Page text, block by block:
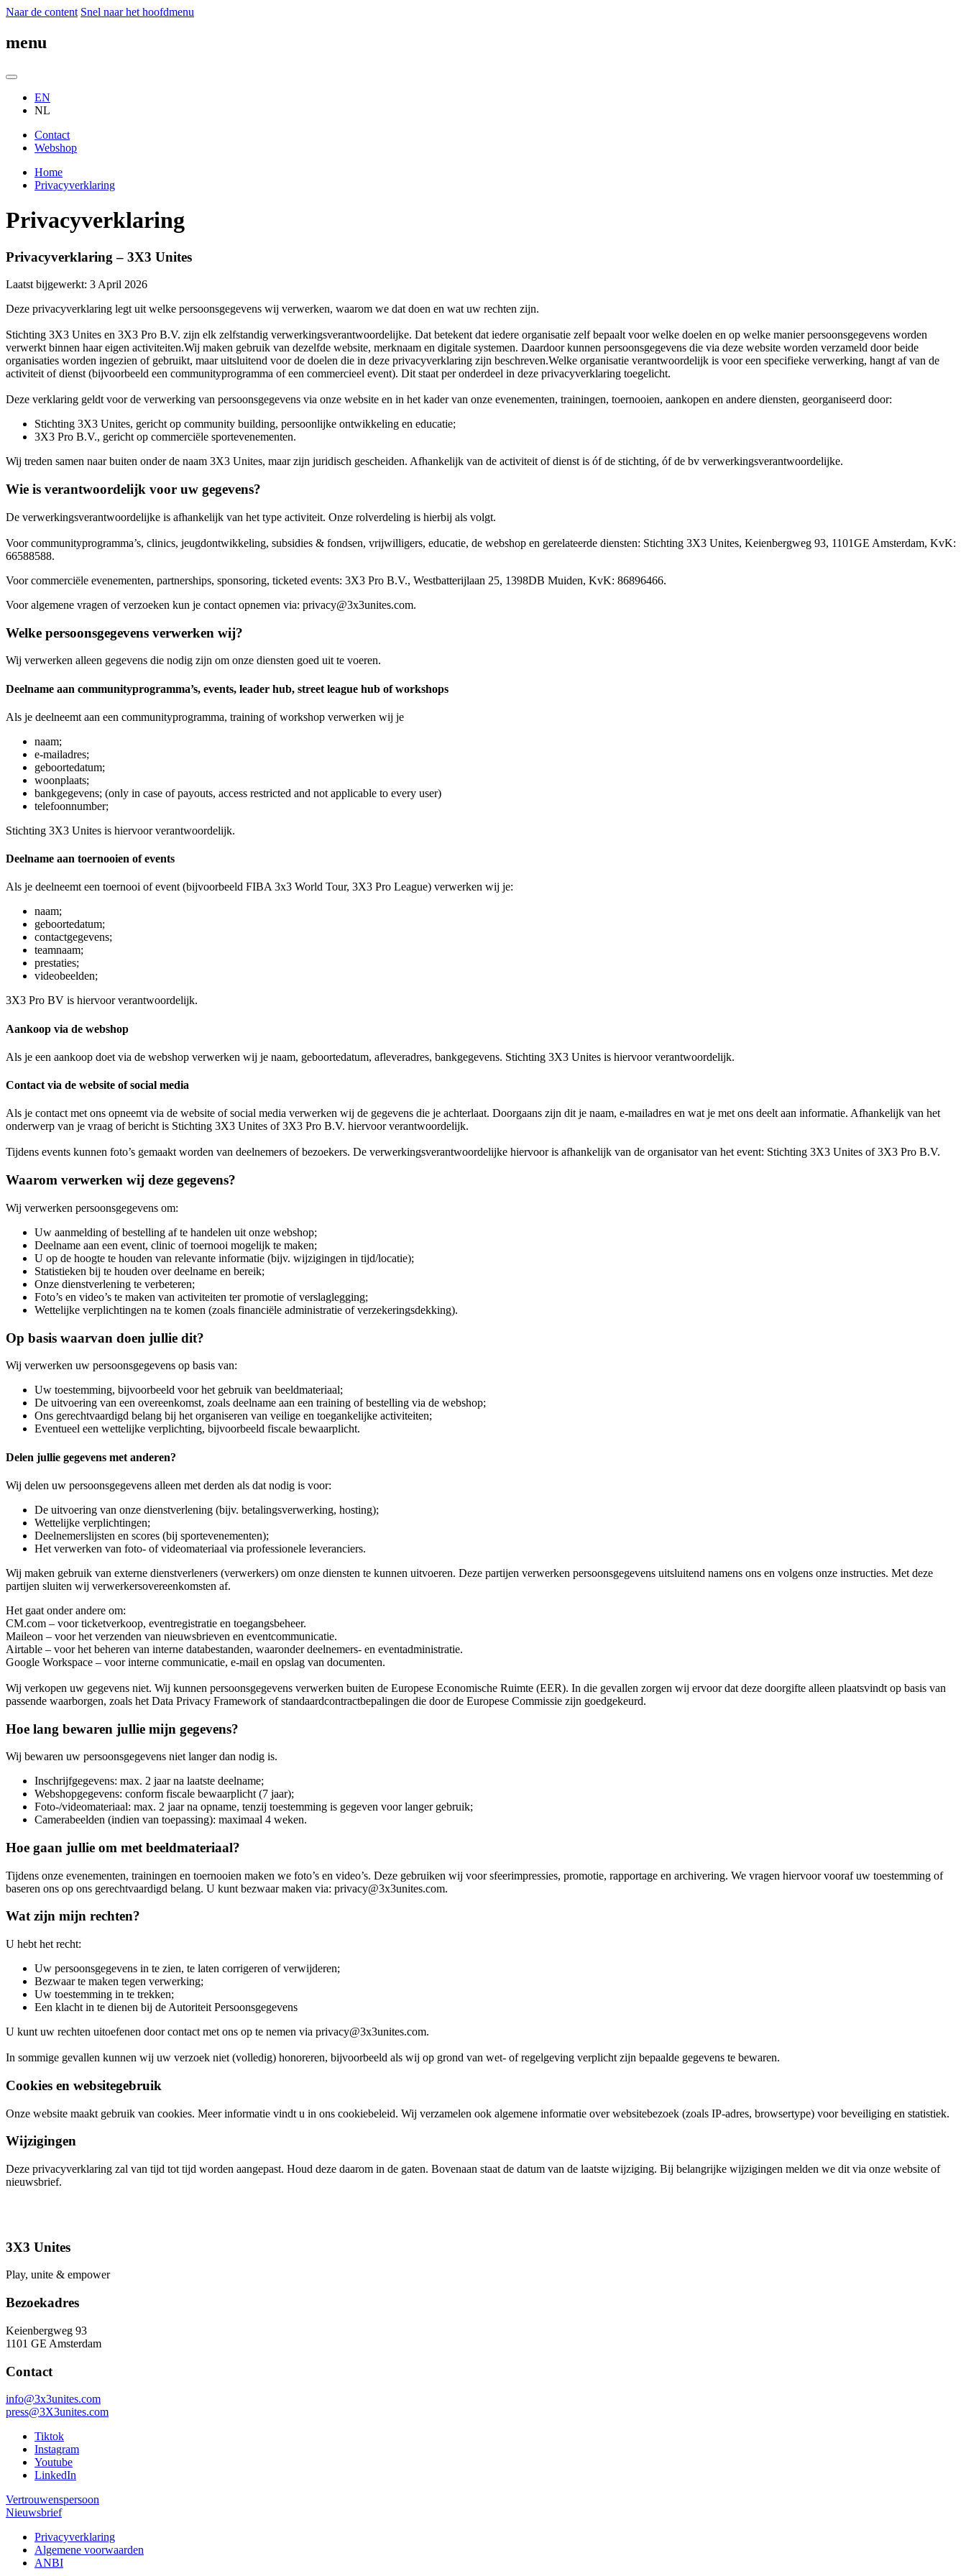
Naar de content Snel naar het hoofdmenu
menu
EN
NL
Contact
Webshop
Home
Privacyverklaring
Privacyverklaring
Privacyverklaring – 3X3 Unites
Laatst bijgewerkt: 3 April 2026
Deze privacyverklaring legt uit welke persoonsgegevens wij verwerken, waarom we dat doen en wat uw rechten zijn.
Stichting 3X3 Unites en 3X3 Pro B.V. zijn elk zelfstandig verwerkingsverantwoordelijke. Dat betekent dat iedere organisatie zelf bepaalt voor welke doelen en op welke manier persoonsgegevens worden
verwerkt binnen haar eigen activiteiten.Wij maken gebruik van dezelfde website, merknaam en digitale systemen. Daardoor kunnen persoonsgegevens die via deze website worden verzameld door beide
organisaties worden ingezien of gebruikt, maar uitsluitend voor de doelen die in deze privacyverklaring zijn beschreven.Welke organisatie verantwoordelijk is voor een specifieke verwerking, hangt af van de
activiteit of dienst (bijvoorbeeld een communityprogramma of een commercieel event). Dit staat per onderdeel in deze privacyverklaring toegelicht.
Deze verklaring geldt voor de verwerking van persoonsgegevens via onze website en in het kader van onze evenementen, trainingen, toernooien, aankopen en andere diensten, georganiseerd door:
Stichting 3X3 Unites, gericht op community building, persoonlijke ontwikkeling en educatie;
3X3 Pro B.V., gericht op commerciële sportevenementen.
Wij treden samen naar buiten onder de naam 3X3 Unites, maar zijn juridisch gescheiden. Afhankelijk van de activiteit of dienst is óf de stichting, óf de bv verwerkingsverantwoordelijke.
Wie is verantwoordelijk voor uw gegevens?
De verwerkingsverantwoordelijke is afhankelijk van het type activiteit. Onze rolverdeling is hierbij als volgt.
Voor communityprogramma’s, clinics, jeugdontwikkeling, subsidies & fondsen, vrijwilligers, educatie, de webshop en gerelateerde diensten: Stichting 3X3 Unites, Keienbergweg 93, 1101GE Amsterdam, KvK:
66588588.
Voor commerciële evenementen, partnerships, sponsoring, ticketed events: 3X3 Pro B.V., Westbatterijlaan 25, 1398DB Muiden, KvK: 86896466.
Voor algemene vragen of verzoeken kun je contact opnemen via: privacy@3x3unites.com.
Welke persoonsgegevens verwerken wij?
Wij verwerken alleen gegevens die nodig zijn om onze diensten goed uit te voeren.
Deelname aan communityprogramma’s, events, leader hub, street league hub of workshops
Als je deelneemt aan een communityprogramma, training of workshop verwerken wij je
naam;
e-mailadres;
geboortedatum;
woonplaats;
bankgegevens; (only in case of payouts, access restricted and not applicable to every user)
telefoonnumber;
Stichting 3X3 Unites is hiervoor verantwoordelijk.
Deelname aan toernooien of events
Als je deelneemt een toernooi of event (bijvoorbeeld FIBA 3x3 World Tour, 3X3 Pro League) verwerken wij je:
naam;
geboortedatum;
contactgegevens;
teamnaam;
prestaties;
videobeelden;
3X3 Pro BV is hiervoor verantwoordelijk.
Aankoop via de webshop
Als je een aankoop doet via de webshop verwerken wij je naam, geboortedatum, afleveradres, bankgegevens. Stichting 3X3 Unites is hiervoor verantwoordelijk.
Contact via de website of social media
Als je contact met ons opneemt via de website of social media verwerken wij de gegevens die je achterlaat. Doorgaans zijn dit je naam, e-mailadres en wat je met ons deelt aan informatie. Afhankelijk van het
onderwerp van je vraag of bericht is Stichting 3X3 Unites of 3X3 Pro B.V. hiervoor verantwoordelijk.
Tijdens events kunnen foto’s gemaakt worden van deelnemers of bezoekers. De verwerkingsverantwoordelijke hiervoor is afhankelijk van de organisator van het event: Stichting 3X3 Unites of 3X3 Pro B.V.
Waarom verwerken wij deze gegevens?
Wij verwerken persoonsgegevens om:
Uw aanmelding of bestelling af te handelen uit onze webshop;
Deelname aan een event, clinic of toernooi mogelijk te maken;
U op de hoogte te houden van relevante informatie (bijv. wijzigingen in tijd/locatie);
Statistieken bij te houden over deelname en bereik;
Onze dienstverlening te verbeteren;
Foto’s en video’s te maken van activiteiten ter promotie of verslaglegging;
Wettelijke verplichtingen na te komen (zoals financiële administratie of verzekeringsdekking).
Op basis waarvan doen jullie dit?
Wij verwerken uw persoonsgegevens op basis van:
Uw toestemming, bijvoorbeeld voor het gebruik van beeldmateriaal;
De uitvoering van een overeenkomst, zoals deelname aan een training of bestelling via de webshop;
Ons gerechtvaardigd belang bij het organiseren van veilige en toegankelijke activiteiten;
Eventueel een wettelijke verplichting, bijvoorbeeld fiscale bewaarplicht.
Delen jullie gegevens met anderen?
Wij delen uw persoonsgegevens alleen met derden als dat nodig is voor:
De uitvoering van onze dienstverlening (bijv. betalingsverwerking, hosting);
Wettelijke verplichtingen;
Deelnemerslijsten en scores (bij sportevenementen);
Het verwerken van foto- of videomateriaal via professionele leveranciers.
Wij maken gebruik van externe dienstverleners (verwerkers) om onze diensten te kunnen uitvoeren. Deze partijen verwerken persoonsgegevens uitsluitend namens ons en volgens onze instructies. Met deze
partijen sluiten wij verwerkersovereenkomsten af.
Het gaat onder andere om:
CM.com – voor ticketverkoop, eventregistratie en toegangsbeheer.
Maileon – voor het verzenden van nieuwsbrieven en eventcommunicatie.
Airtable – voor het beheren van interne databestanden, waaronder deelnemers- en eventadministratie.
Google Workspace – voor interne communicatie, e-mail en opslag van documenten.
Wij verkopen uw gegevens niet. Wij kunnen persoonsgegevens verwerken buiten de Europese Economische Ruimte (EER). In die gevallen zorgen wij ervoor dat deze doorgifte alleen plaatsvindt op basis van
passende waarborgen, zoals het Data Privacy Framework of standaardcontractbepalingen die door de Europese Commissie zijn goedgekeurd.
Hoe lang bewaren jullie mijn gegevens?
Wij bewaren uw persoonsgegevens niet langer dan nodig is.
Inschrijfgegevens: max. 2 jaar na laatste deelname;
Webshopgegevens: conform fiscale bewaarplicht (7 jaar);
Foto-/videomateriaal: max. 2 jaar na opname, tenzij toestemming is gegeven voor langer gebruik;
Camerabeelden (indien van toepassing): maximaal 4 weken.
Hoe gaan jullie om met beeldmateriaal?
Tijdens onze evenementen, trainingen en toernooien maken we foto’s en video’s. Deze gebruiken wij voor sfeerimpressies, promotie, rapportage en archivering. We vragen hiervoor vooraf uw toestemming of
baseren ons op ons gerechtvaardigd belang. U kunt bezwaar maken via: privacy@3x3unites.com.
Wat zijn mijn rechten?
U hebt het recht:
Uw persoonsgegevens in te zien, te laten corrigeren of verwijderen;
Bezwaar te maken tegen verwerking;
Uw toestemming in te trekken;
Een klacht in te dienen bij de Autoriteit Persoonsgegevens
U kunt uw rechten uitoefenen door contact met ons op te nemen via privacy@3x3unites.com.
In sommige gevallen kunnen wij uw verzoek niet (volledig) honoreren, bijvoorbeeld als wij op grond van wet- of regelgeving verplicht zijn bepaalde gegevens te bewaren.
Cookies en websitegebruik
Onze website maakt gebruik van cookies. Meer informatie vindt u in ons cookiebeleid. Wij verzamelen ook algemene informatie over websitebezoek (zoals IP-adres, browsertype) voor beveiliging en statistiek.
Wijzigingen
Deze privacyverklaring zal van tijd tot tijd worden aangepast. Houd deze daarom in de gaten. Bovenaan staat de datum van de laatste wijziging. Bij belangrijke wijzigingen melden we dit via onze website of
nieuwsbrief.
3X3 Unites
Play, unite & empower
Bezoekadres
Keienbergweg 93
1101 GE Amsterdam
Contact
info@3x3unites.com
press@3X3unites.com
Tiktok
Instagram
Youtube
LinkedIn
Vertrouwenspersoon
Nieuwsbrief
Privacyverklaring
Algemene voorwaarden
ANBI